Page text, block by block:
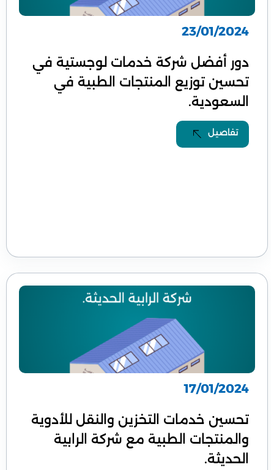
23/01/2024
دور أفضل شركة خدمات لوجستية في
تحسين توزيع المنتجات الطبية في
السعودية.
تفاصيل
17/01/2024
تحسين خدمات التخزين والنقل للأدوية
والمنتجات الطبية مع شركة الرابية
الحديثة.